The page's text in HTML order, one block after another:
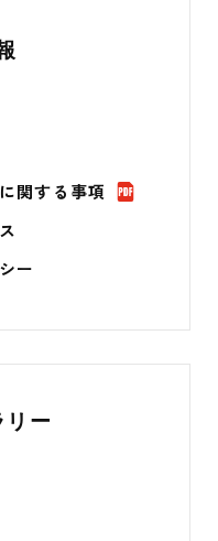
関する事項
PD
ー
ー